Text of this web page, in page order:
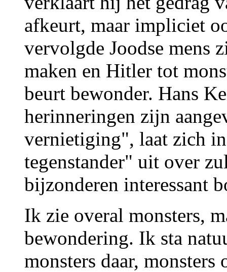
afkeurt, maar impliciet
vervolgde Joodse mens
maken en Hitler tot
beurt bewonder. Hans
herinneringen zijn
vernietiging", laat zich
tegenstander" uit over
bijzonderen interessant
Ik zie overal monsters,
bewondering. Ik sta
monsters daar, monsters